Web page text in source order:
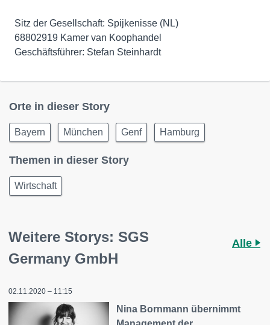
Sitz der Gesellschaft: Spijkenisse (NL)
68802919 Kamer van Koophandel
Geschäftsführer: Stefan Steinhardt
Orte in dieser Story
Bayern München Genf Hamburg
Themen in dieser Story
Wirtschaft
Weitere Storys: SGS
Germany GmbH
Alle
02.11.2020 – 11:15
Nina Bornmann übernimmt